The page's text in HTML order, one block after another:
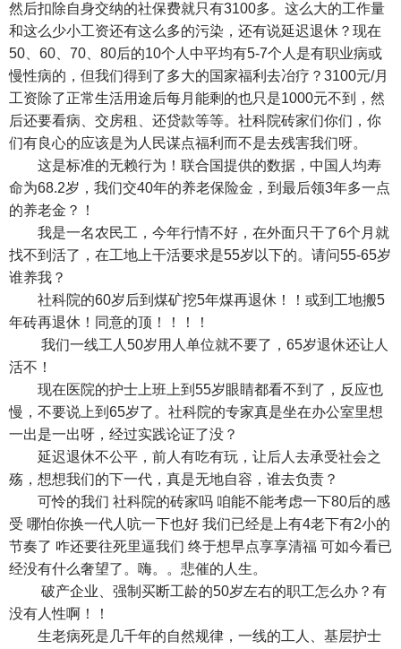
然后扣除自身交纳的社保费就只有3100多。这么大的工作量
和这么少小工资还有这么多的污染，还有说延迟退休？现在
50、60、70、80后的10个人中平均有5-7个人是有职业病或
慢性病的，但我们得到了多大的国家福利去冶疗？3100元/月
工资除了正常生活用途后每月能剩的也只是1000元不到，然
后还要看病、交房租、还贷款等等。社科院砖家们你们，你
们有良心的应该是为人民谋点福利而不是去残害我们呀。
这是标准的无赖行为！联合国提供的数据，中国人均寿
命为68.2岁，我们交40年的养老保险金，到最后领3年多一点
的养老金？！
我是一名农民工，今年行情不好，在外面只干了6个月就
找不到活了，在工地上干活要求是55岁以下的。请问55-65岁
谁养我？
社科院的60岁后到煤矿挖5年煤再退休！！或到工地搬5
年砖再退休！同意的顶！！！！
我们一线工人50岁用人单位就不要了，65岁退休还让人
活不！
现在医院的护士上班上到55岁眼睛都看不到了，反应也
慢，不要说上到65岁了。社科院的专家真是坐在办公室里想
一出是一出呀，经过实践论证了没？
延迟退休不公平，前人有吃有玩，让后人去承受社会之
殇，想想我们的下一代，真是无地自容，谁去负责？
可怜的我们 社科院的砖家吗 咱能不能考虑一下80后的感
受 哪怕你换一代人吭一下也好 我们已经是上有4老下有2小的
节奏了 咋还要往死里逼我们 终于想早点享享清福 可如今看已
经没有什么奢望了。嗨。。悲催的人生。
破产企业、强制买断工龄的50岁左右的职工怎么办？有
没有人性啊！！
生老病死是几千年的自然规律，一线的工人、基层护士